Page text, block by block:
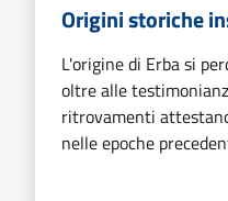
Origini storiche
L'origine di Erba si
oltre alle
ritrovamenti
nelle epoche